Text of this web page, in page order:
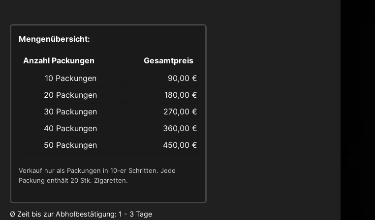
Mengenübersicht:
Anzahl Packungen
Gesamtpreis
10 Packungen
90,00 €
20 Packungen
180,00 €
30 Packungen
270,00 €
40 Packungen
360,00 €
50 Packungen
450,00 €
Verkauf nur als Packungen in 10-er Schritten. Jede
Packung enthält 20 Stk. Zigaretten.
Ø Zeit bis zur Abholbestätigung: 1 - 3 Tage